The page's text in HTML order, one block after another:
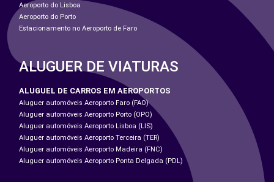
Aeroporto do Lisboa
Aeroporto do Porto
Estacionamento no Aeroporto de Faro
ALUGUER DE VIATURAS
ALUGUEL DE CARROS EM AEROPORTOS
Aluguer automóveis Aeroporto Faro (FAO)
Aluguer automóveis Aeroporto Porto (OPO)
Aluguer automóveis Aeroporto Lisboa (LIS)
Aluguer automóveis Aeroporto Terceira (TER)
Aluguer automóveis Aeroporto Madeira (FNC)
Aluguer automóveis Aeroporto Ponta Delgada (PDL)